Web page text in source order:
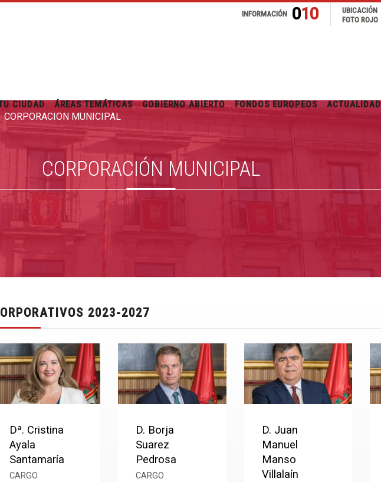
Buscar
INFORMACIÓN 010
UBICACIÓN
FOTO ROJO
CIUDAD ÁREAS TEMÁTICAS GOBIERNO ABIERTO FONDOS EUROPEOS ACTUALIDAD
CORPORACIÓN MUNICIPAL
CORPORACIÓN MUNICIPAL
2023-2027
Dª. Cristina
Ayala
Santamaría
CARGO
D. Borja
Suarez
Pedrosa
CARGO
D. Juan
Manuel
Manso
Villalaín